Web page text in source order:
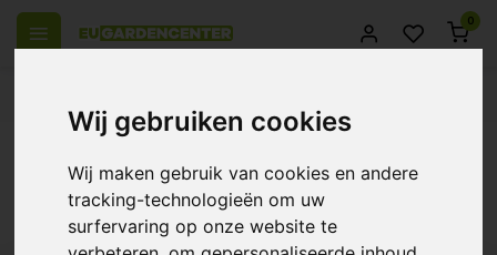
Wij gebruiken cookies
Wij maken gebruik van cookies en andere
tracking-technologieën om uw
surfervaring op onze website te
0
Producten getagd met AutoPot
Standaard 47 liter Watervat